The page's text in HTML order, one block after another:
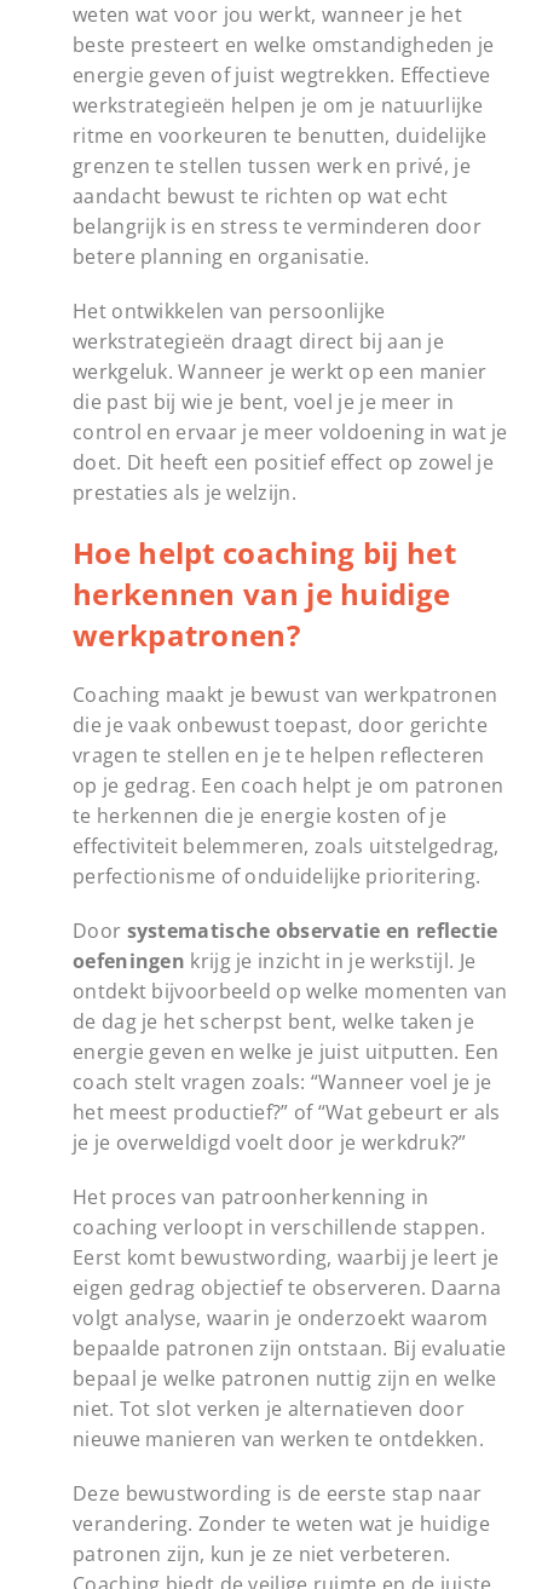
weten wat voor jou werkt, wanneer je het
beste presteert en welke omstandigheden je
energie geven of juist wegtrekken. Effectieve
werkstrategieën helpen je om je natuurlijke
ritme en voorkeuren te benutten, duidelijke
grenzen te stellen tussen werk en privé, je
aandacht bewust te richten op wat echt
belangrijk is en stress te verminderen door
betere planning en organisatie.
Het ontwikkelen van persoonlijke
werkstrategieën draagt direct bij aan je
werkgeluk. Wanneer je werkt op een manier
die past bij wie je bent, voel je je meer in
control en ervaar je meer voldoening in wat je
doet. Dit heeft een positief effect op zowel je
prestaties als je welzijn.
Hoe helpt coaching bij het
herkennen van je huidige
werkpatronen?
Coaching maakt je bewust van werkpatronen
die je vaak onbewust toepast, door gerichte
vragen te stellen en je te helpen reflecteren
op je gedrag. Een coach helpt je om patronen
te herkennen die je energie kosten of je
effectiviteit belemmeren, zoals uitstelgedrag,
perfectionisme of onduidelijke prioritering.
Door systematische observatie en reflectie
oefeningen krijg je inzicht in je werkstijl. Je
ontdekt bijvoorbeeld op welke momenten van
de dag je het scherpst bent, welke taken je
energie geven en welke je juist uitputten. Een
coach stelt vragen zoals: “Wanneer voel je je
het meest productief?” of “Wat gebeurt er als
je je overweldigd voelt door je werkdruk?”
Het proces van patroonherkenning in
coaching verloopt in verschillende stappen.
Eerst komt bewustwording, waarbij je leert je
eigen gedrag objectief te observeren. Daarna
volgt analyse, waarin je onderzoekt waarom
bepaalde patronen zijn ontstaan. Bij evaluatie
bepaal je welke patronen nuttig zijn en welke
niet. Tot slot verken je alternatieven door
nieuwe manieren van werken te ontdekken.
Deze bewustwording is de eerste stap naar
verandering. Zonder te weten wat je huidige
patronen zijn, kun je ze niet verbeteren.